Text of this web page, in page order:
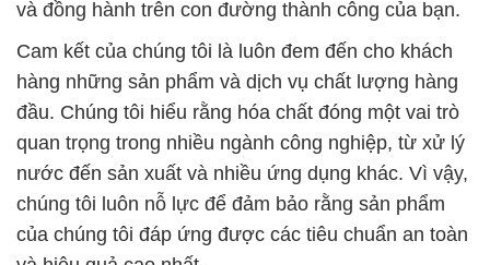
và đồng hành trên con đường thành công của bạn.
Cam kết của chúng tôi là luôn đem đến cho khách
hàng những sản phẩm và dịch vụ chất lượng hàng
đầu. Chúng tôi hiểu rằng hóa chất đóng một vai trò
quan trọng trong nhiều ngành công nghiệp, từ xử lý
nước đến sản xuất và nhiều ứng dụng khác. Vì vậy,
chúng tôi luôn nỗ lực để đảm bảo rằng sản phẩm
của chúng tôi đáp ứng được các tiêu chuẩn an toàn